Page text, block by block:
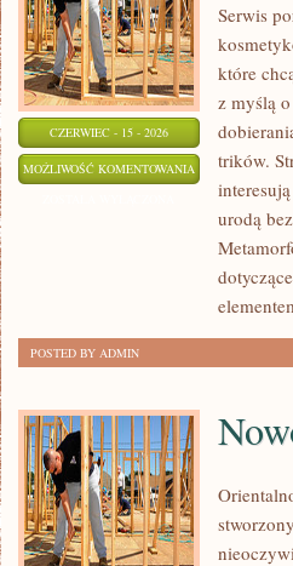
CZERWIEC - 15 - 2026
MOŻLIWOŚĆ KOMENTOWANIA BIELIZNA
STROJE
KĄPIELOWE
Serwis
które
z myślą
trików.
urodą
POSTED BY ADMIN